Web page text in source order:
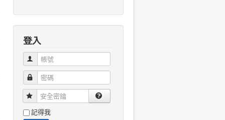
登入
帳號
密碼
安全密鑰
記得我